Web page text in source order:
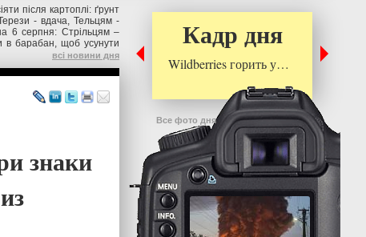
після картоплі: ґрунт
- вдача, Тельцям -
6 серпня: Стрільцям –
в барабан, щоб усунути
всі новини дня
знаки
Кадр дня
Wildberries горить у…
Все фото дня